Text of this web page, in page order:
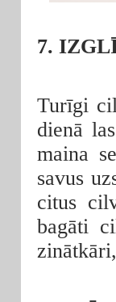
7.
Turīgi
dienā
maina
savus
citus
bagāti